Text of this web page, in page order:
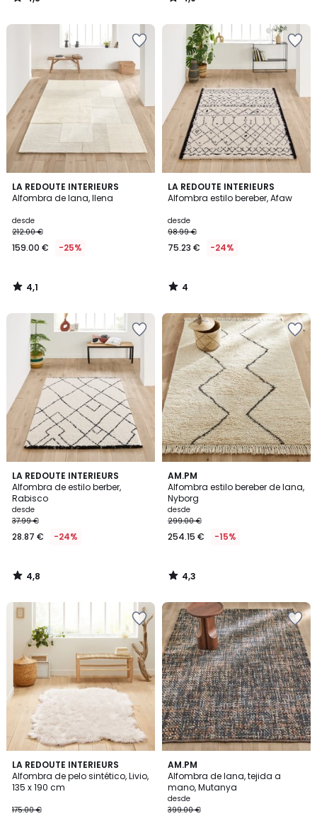
/
/
LA REDOUTE INTERIEURS
Alfombra de lana, Ilena
desde
212.00 €
159.00 € -25%
4,1
/ 5
4,1
/
LA REDOUTE INTERIEURS
Alfombra estilo bereber, Afaw
desde
98.99 €
75.23 € -24%
4
/
4
/
LA REDOUTE INTERIEURS
Alfombra de estilo berber,
Rabisco
desde
37.99 €
28.87 € -24%
4,8
/ 5
4,8
/
AM.PM
Alfombra estilo bereber de lana,
Nyborg
desde
299.00 €
254.15 € -15%
4,3
/ 5
4,3
/
LA REDOUTE INTERIEURS
Alfombra de pelo sintético, Livio,
135 x 190 cm
175.00 €
4,2
/ 5
AM.PM
Alfombra de lana, tejida a
mano, Mutanya
desde
399.00 €
4,4
/ 5